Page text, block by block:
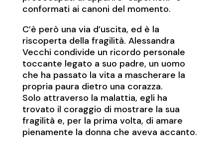
conformati ai canoni del momento.
C’è però una via d’uscita, ed è la
riscoperta della fragilità. Alessandra
Vecchi condivide un ricordo personale
toccante legato a suo padre, un uomo
che ha passato la vita a mascherare la
propria paura dietro una corazza.
Solo attraverso la malattia, egli ha
trovato il coraggio di mostrare la sua
fragilità e, per la prima volta, di amare
pienamente la donna che aveva accanto.